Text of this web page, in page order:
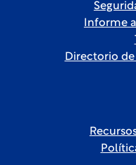
Informe
Directorio